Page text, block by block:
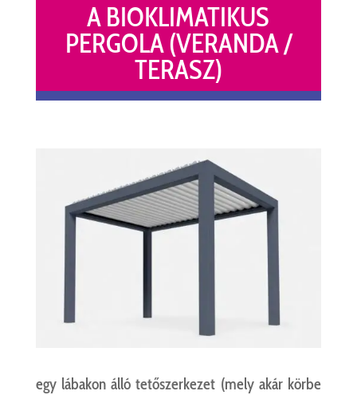
A BIOKLIMATIKUS
PERGOLA (VERANDA /
TERASZ)
egy lábakon álló tetőszerkezet (mely akár körbe